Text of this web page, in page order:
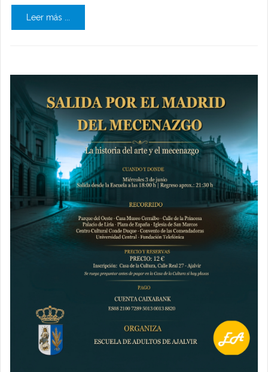
Leer más ...